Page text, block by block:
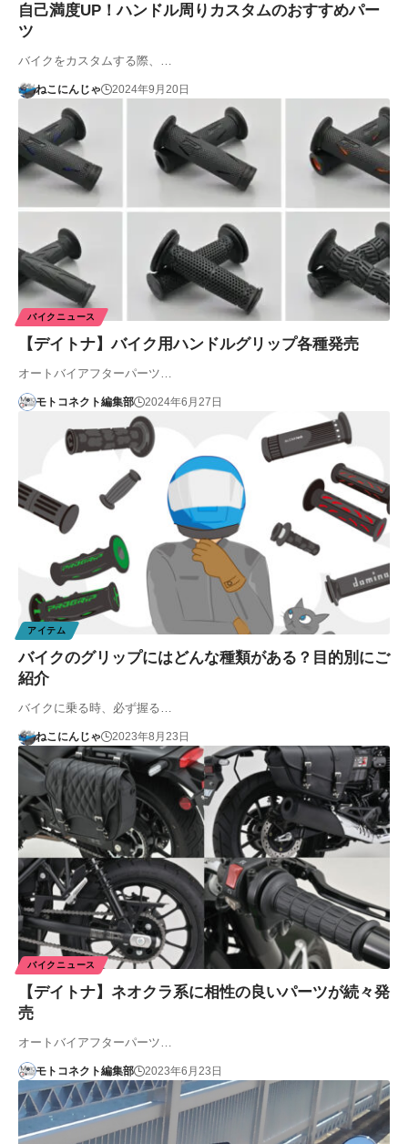
自己満度UP！ハンドル周りカスタムのおすすめパー
ツ
バイクをカスタムする際、…
ねこにんじゃ 2024年9月20日
バイクニュース
【デイトナ】バイク用ハンドルグリップ各種発売
オートバイアフターパーツ…
モトコネクト編集部 2024年6月27日
アイテム
バイクのグリップにはどんな種類がある？目的別にご
紹介
バイクに乗る時、必ず握る…
ねこにんじゃ 2023年8月23日
バイクニュース
【デイトナ】ネオクラ系に相性の良いパーツが続々発
売
オートバイアフターパーツ…
モトコネクト編集部 2023年6月23日